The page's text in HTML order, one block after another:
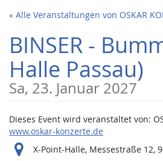
Zum
Inhalt
springen
« Alle Veranstaltungen von OSKAR
BINSER -
Halle Passau)
Sa, 23. Januar 2027
Dieses Event wird veranstaltet von:
www.oskar-konzerte.de
X-Point-Halle, Messestraße 12,